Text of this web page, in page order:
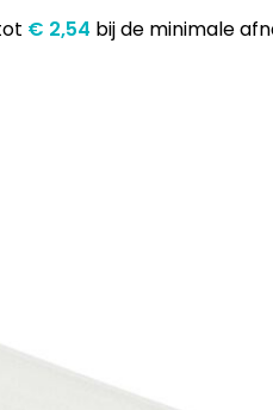
€ 2,54 bij de minimale